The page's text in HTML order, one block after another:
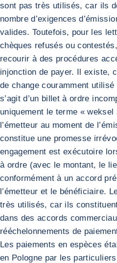
sont pas très utilisés, car ils
nombre d’exigences
valides. Toutefois, pour les
chèques refusés ou
recourir à des procédures
injonction de payer. Il existe,
de change couramment
s’agit d’un billet à ordre
uniquement le terme «
l’émetteur au moment de
constitue une promesse
engagement est exécutoire
à ordre (avec le montant, le
conformément à un accord
l’émetteur et le bénéficiaire.
très utilisés, car ils
dans des accords
rééchelonnements de
Les paiements en espèces
en Pologne par les